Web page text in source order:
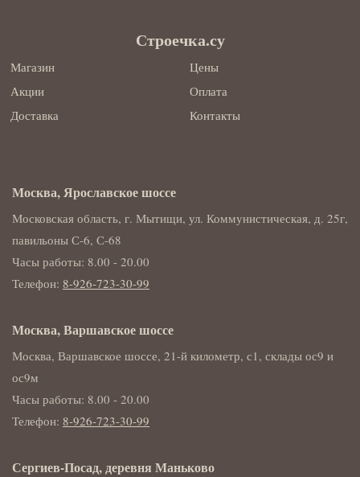
Строечка.су
Магазин
Цены
Акции
Оплата
Доставка
Контакты
Москва, Ярославское шоссе
Московская область, г. Мытищи, ул. Коммунистическая, д. 25г,
павильоны С-6, С-68
Часы работы: 8.00 - 20.00
Телефон: 8-926-723-30-99
Москва, Варшавское шоссе
Москва, Варшавское шоссе, 21-й километр, с1, склады ос9 и
ос9м
Часы работы: 8.00 - 20.00
Телефон: 8-926-723-30-99
Сергиев-Посад, деревня Маньково